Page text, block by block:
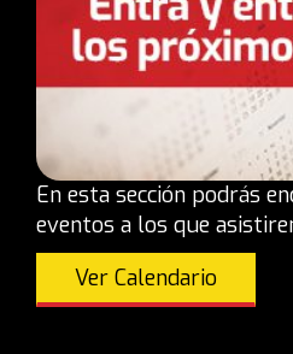
En esta sección podrás
eventos a los que
Ver Calendario